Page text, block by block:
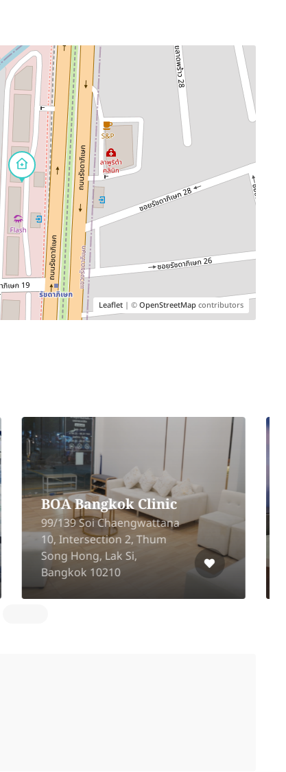
Leaflet| ©OpenStreetMapcontributors
Taweechai Clinic
(Sena Fest Branch)
542/1-2 Charoen Nakhon
Rd, Khlong Ton Sai, Khlong
San, Bangkok 10600